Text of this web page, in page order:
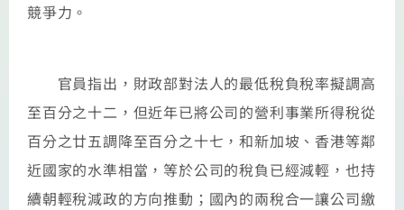
競爭力。
官員指出，財政部對法人的最低稅負稅率擬調高
至百分之十二，但近年已將公司的營利事業所得稅從
百分之廿五調降至百分之十七，和新加坡、香港等鄰
近國家的水準相當，等於公司的稅負已經減輕，也持
續朝輕稅減政的方向推動；國內的兩稅合一讓公司繳